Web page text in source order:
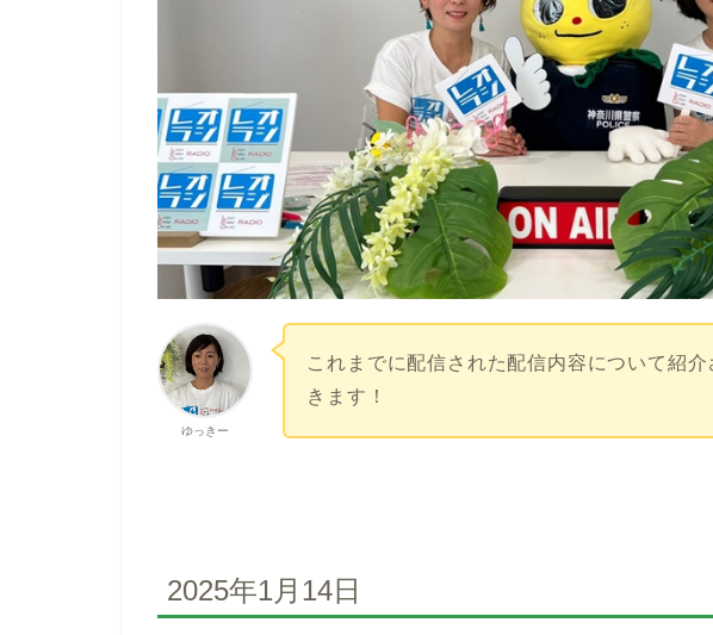
ゆっきー
これまでに配信された配信内容について紹介
きます！
2025年1月14日